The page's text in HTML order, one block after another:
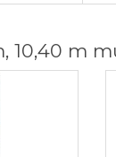
10,40 m